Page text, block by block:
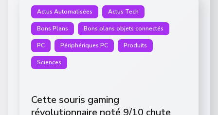
Actus Automatisées Actus Tech
Bons Plans Bons plans objets connectés
PC Périphériques PC Produits
Sciences
Cette souris gaming
révolutionnaire noté 9/10 chute